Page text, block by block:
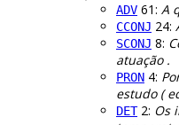
ADV 61: A
CCONJ 24:
SCONJ 8:
atuação .
PRON 4:
estudo (
DET2: Os